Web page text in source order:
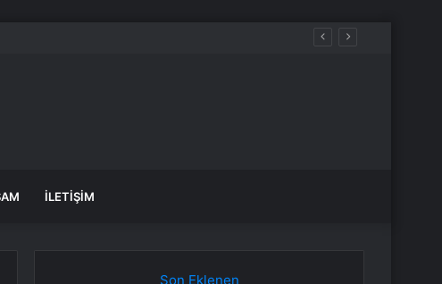
İLETIŞIM
Son Eklenen